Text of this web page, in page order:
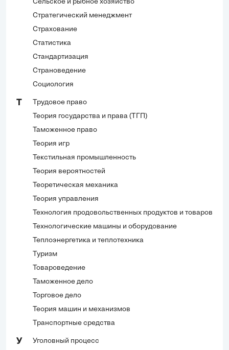
Сельское и рыбное хозяйство
Стратегический менеджмент
Страхование
Статистика
Стандартизация
Страноведение
Социология
Трудовое право
Теория государства и права (ТГП)
Таможенное право
Теория игр
Текстильная промышленность
Теория вероятностей
Теоретическая механика
Теория управления
Технология продовольственных продуктов и товаров
Технологические машины и оборудование
Теплоэнергетика и теплотехника
Туризм
Товароведение
Таможенное дело
Торговое дело
Теория машин и механизмов
Транспортные средства
У
Уголовный процесс